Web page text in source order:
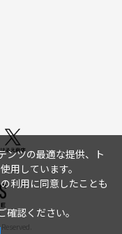
ンツの最適な提供、ト
用しています。
利用に同意したことも
確認ください。